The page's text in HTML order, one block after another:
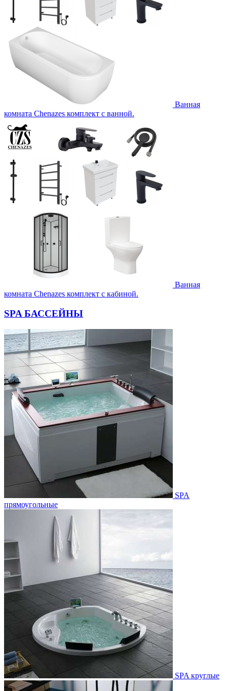
Ванная
комната Chenazes комплект с ванной.
Ванная
комната Chenazes комплект с кабиной.
SPA БАССЕЙНЫ
SPA
прямоугольные
SPA круглые